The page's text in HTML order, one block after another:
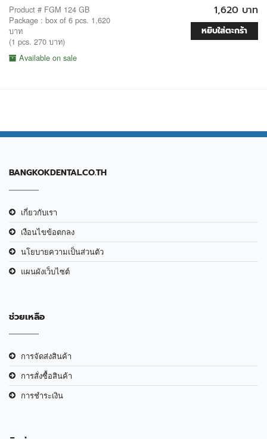
Product # FGM 124 GB
Package : box of 6 pcs. 1,620
บาท
(1 pcs. 270 บาท)
Available on sale
1,620 บาท
หยิบใส่ตะกร้า
BANGKOKDENTAL.CO.TH
เกี่ยวกับเรา
เงือนไขข้อตกลง
นโยบายความเป็นส่วนตัว
แผนผังเว็บไซต์
ช่วยเหลือ
การจัดส่งสินค้า
การสั่งซื้อสินค้า
การชำระเงิน